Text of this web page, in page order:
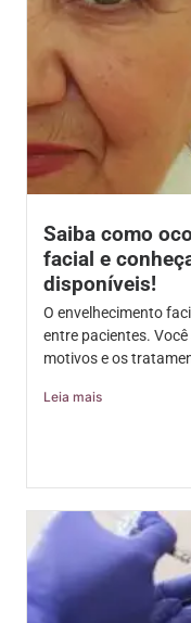
Saiba como
facial e
disponíveis!
O envelhecimento
entre pacientes.
motivos e os
Leia mais